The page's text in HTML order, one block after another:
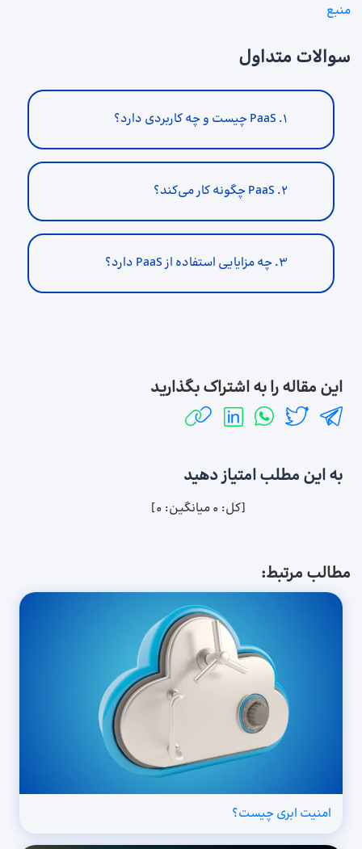
منبع
سوالات متداول
۱. PaaS چیست و چه کاربردی دارد؟
۲. PaaS چگونه کار می‌کند؟
۳. چه مزایایی استفاده از PaaS دارد؟
این مقاله را به اشتراک بگذارید
به این مطلب امتیاز دهید
[کل: 0میانگین: 0
]
مطالب مرتبط:
امنیت ابری چیست؟